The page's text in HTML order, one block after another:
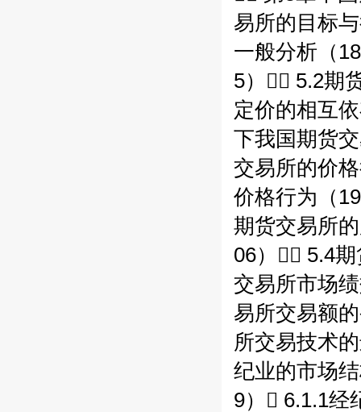
易所的目标
一般分析（
5） 5.2期
定价的相互
下我国期货
交易所的价
价格行为（
期货交易所
06） 5.4
交易所市场
易所交易额
所交易技术
纪业的市场
9） 6.1.1经